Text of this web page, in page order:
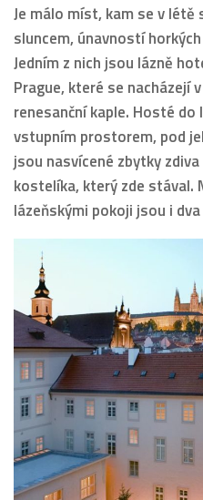
Je málo míst, kam se v létě
sluncem, únavností
Jedním z nich jsou lázně
Prague, které se nacházejí
renesanční kaple. Hosté
vstupním prostorem, pod
jsou nasvícené zbytky
kostelíka, který zde stával.
lázeňskými pokoji jsou i